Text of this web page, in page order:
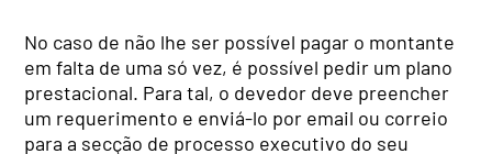
No caso de não lhe ser possível pagar o montante
em falta de uma só vez, é possível pedir um plano
prestacional. Para tal, o devedor deve preencher
um requerimento e enviá-lo por email ou correio
para a secção de processo executivo do seu